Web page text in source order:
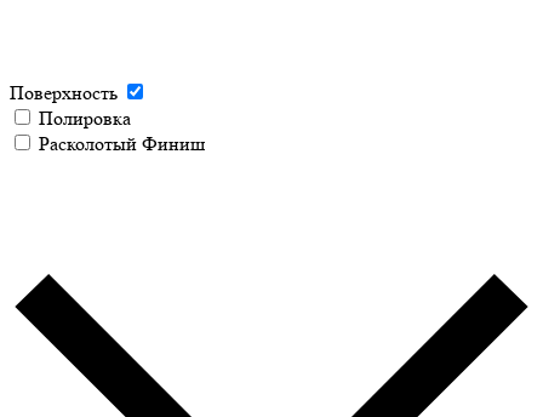
Поверхность
Полировка
Расколотый Финиш